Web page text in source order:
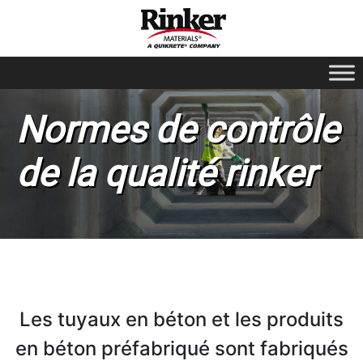
Normes de contrôle
de la qualité rinker
Les tuyaux en béton et les produits
en béton préfabriqué sont fabriqués